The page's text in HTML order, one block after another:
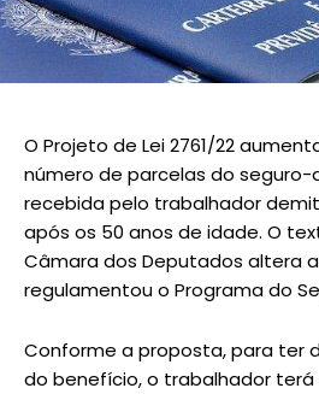
O Projeto de Lei 2761/22
número de parcelas do
recebida pelo trabalhador
após os 50 anos de idade. O
Câmara dos Deputados altera a
regulamentou o Programa do
Conforme a proposta, para ter
do benefício, o trabalhador